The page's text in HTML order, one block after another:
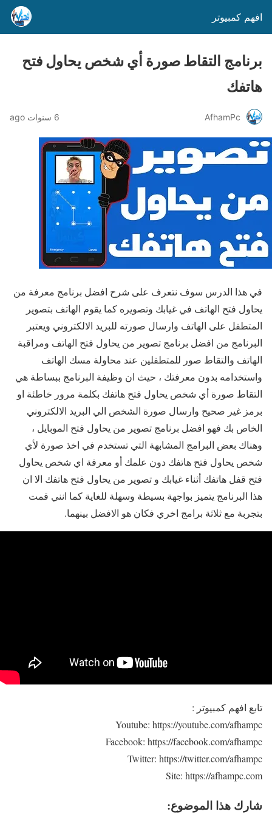
افهم كمبيوتر
برنامج التقاط صورة أي شخص يحاول فتح
هاتفك
AfhamPc 6 سنوات ago
في هذا الدرس سوف نتعرف على شرح افضل برنامج معرفة من
يحاول فتح الهاتف في غيابك وتصويره كما يقوم الهاتف بتصوير
المتطفل على الهاتف وارسال صورته للبريد الالكتروني ويعتبر
البرنامج من افضل برنامج تصوير من يحاول فتح الهاتف ومراقبة
الهاتف والتقاط صور للمتطفلين عند محاولة مسك الهاتف
واستخدامه بدون معرفتك ، حيث ان وظيفة البرنامج ببساطة هي
التقاط صورة أي شخص يحاول فتح هاتفك بكلمة مرور خاطئة او
برمز غير صحيح وارسال صورة الشخص الي البريد الالكتروني
الخاص بك فهو افضل برنامج تصوير من يحاول فتح الموبايل ،
وهناك بعض البرامج المشابهة التي تستخدم في اخذ صورة لأي
شخص يحاول فتح هاتفك دون علمك أو معرفة اي شخص يحاول
فتح قفل هاتفك أثناء غيابك و تصوير من يحاول فتح هاتفك الا ان
هذا البرنامج يتميز بواجهة بسيطة وسهلة للغاية كما انني قمت
بتجربة مع ثلاثة برامج اخري فكان هو الافضل بينهما.
تابع افهم كمبيوتر :
Youtube: https://youtube.com/afhampc
Facebook: https://facebook.com/afhampc
Twitter: https://twitter.com/afhampc
Site: https://afhampc.com
شارك هذا الموضوع: